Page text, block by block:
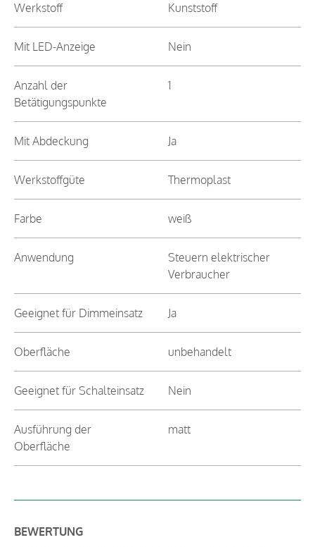
Werkstoff Kunststoff
Mit LED-Anzeige Nein
Anzahl der
Betätigungspunkte
1
Mit Abdeckung Ja
Werkstoffgüte Thermoplast
Farbe weiß
Anwendung
Steuern elektrischer
Verbraucher
Geeignet für Dimmeinsatz Ja
Oberfläche unbehandelt
Geeignet für Schalteinsatz Nein
Ausführung der
Oberfläche
matt
BEWERTUNG